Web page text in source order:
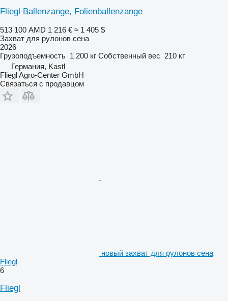
Fliegl Ballenzange, Folienballenzange
513 100 AMD 1 216 € ≈ 1 405 $
Захват для рулонов сена
2026
Грузоподъемность 1 200 кг Собственный вес 210 кг
Германия, Kastl
Fliegl Agro-Center GmbH
Связаться с продавцом
новый захват для рулонов сена
Fliegl
6
Fliegl